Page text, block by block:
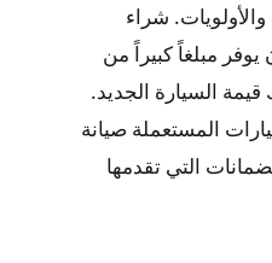
شراء
مبلغاً كبيراً من
السيارة الجديد.
المستعملة صيانة
التي تقدمها